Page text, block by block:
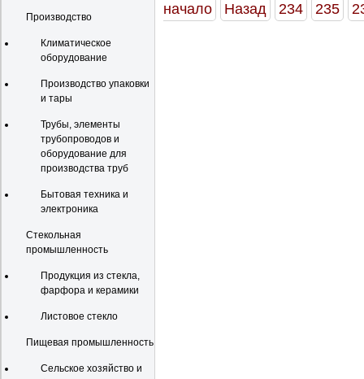
Производство
Климатическое
оборудование
Производство упаковки
и тары
Трубы, элементы
трубопроводов и
оборудование для
производства труб
Бытовая техника и
электроника
Стекольная
промышленность
Продукция из стекла,
фарфора и керамики
Листовое стекло
Пищевая промышленность
Сельское хозяйство и
начало Назад 234 235